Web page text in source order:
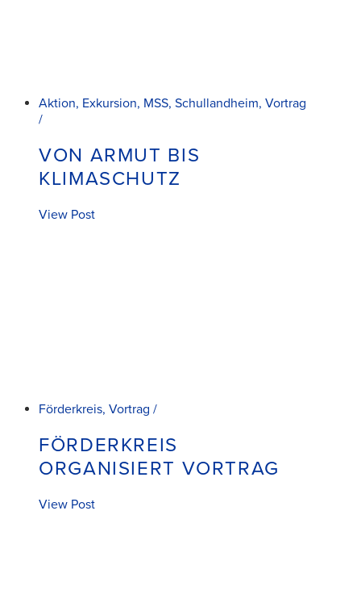
Aktion, Exkursion, MSS, Schullandheim, Vortrag
/
VON ARMUT BIS
KLIMASCHUTZ
View Post
Förderkreis, Vortrag /
FÖRDERKREIS
ORGANISIERT VORTRAG
View Post